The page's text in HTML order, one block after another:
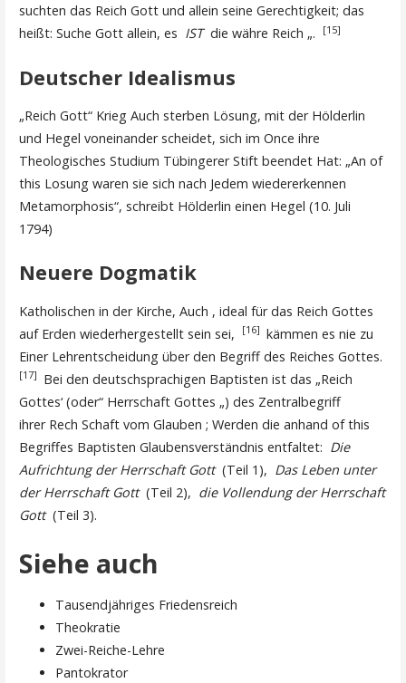
suchten das Reich Gott und allein seine Gerechtigkeit; das
heißt: Suche Gott allein, es IST die währe Reich „. [15]
Deutscher Idealismus
„Reich Gott“ Krieg Auch sterben Lösung, mit der Hölderlin
und Hegel voneinander scheidet, sich im Once ihre
Theologisches Studium Tübingerer Stift beendet Hat: „An of
this Losung waren sie sich nach Jedem wiedererkennen
Metamorphosis“, schreibt Hölderlin einen Hegel (10. Juli
1794)
Neuere Dogmatik
Katholischen in der Kirche, Auch , ideal für das Reich Gottes
auf Erden wiederhergestellt sein sei,
[16] kämmen es nie zu
Einer Lehrentscheidung über den Begriff des Reiches Gottes.
[17] Bei den deutschsprachigen Baptisten ist das „Reich
Gottes‘ (oder“ Herrschaft Gottes „) des Zentralbegriff
ihrer Rech Schaft vom Glauben ; Werden die anhand of this
Begriffes Baptisten Glaubensverständnis entfaltet: Die
Aufrichtung der Herrschaft Gott (Teil 1), Das Leben unter
der Herrschaft Gott (Teil 2), die Vollendung der Herrschaft
Gott (Teil 3).
Siehe auch
Tausendjähriges Friedensreich
Theokratie
Zwei-Reiche-Lehre
Pantokrator